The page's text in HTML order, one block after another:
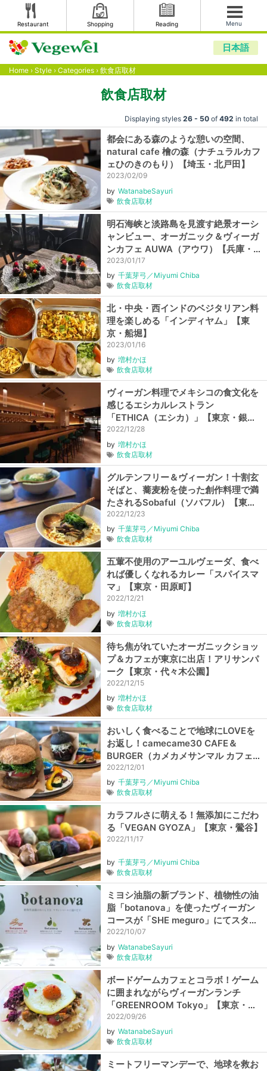
Restaurant Shopping Reading Menu
日本語
Home › Style › Categories › 飲食店取材
飲食店取材
Displaying styles 26 - 50 of 492 in total
都会にある森のような憩いの空間、
natural cafe 檜の森（ナチュラルカフ
ェひのきのもり）【埼玉・北戸田】
2023/02/09
by WatanabeSayuri
飲食店取材
明石海峡と淡路島を見渡す絶景オーシ
ャンビュー、オーガニック＆ヴィーガ
ンカフェ AUWA（アウワ）【兵庫・西
舞子】
2023/01/17
by 千葉芽弓／Miyumi Chiba
飲食店取材
北・中央・西インドのベジタリアン料
理を楽しめる「インディヤム」【東
京・船堀】
2023/01/16
by 増村かほ
飲食店取材
ヴィーガン料理でメキシコの食文化を
感じるエシカルレストラン
「ETHICA（エシカ）」【東京・銀
座】
2022/12/28
by 増村かほ
飲食店取材
グルテンフリー＆ヴィーガン！十割玄
そばと、蕎麦粉を使った創作料理で満
たされるSobaful（ソバフル）【東
京・護国寺】
2022/12/23
by 千葉芽弓／Miyumi Chiba
飲食店取材
五葷不使用のアーユルヴェーダ、食べ
れば優しくなれるカレー「スパイスマ
マ」【東京・田原町】
2022/12/21
by 増村かほ
飲食店取材
待ち焦がれていたオーガニックショッ
プ＆カフェが東京に出店！アリサンパ
ーク【東京・代々木公園】
2022/12/15
by 増村かほ
飲食店取材
おいしく食べることで地球にLOVEを
お返し！camecame30 CAFE＆
BURGER（カメカメサンマル カフェア
ンドバーガー）【埼玉・越谷】
2022/12/01
by 千葉芽弓／Miyumi Chiba
飲食店取材
カラフルさに萌える！無添加にこだわ
る「VEGAN GYOZA」【東京・鶯谷】
2022/11/17
by 千葉芽弓／Miyumi Chiba
飲食店取材
ミヨシ油脂の新ブランド、植物性の油
脂「botanova」を使ったヴィーガン
コースが「SHE meguro」にてスター
ト！【東京・目黒】
2022/10/07
by WatanabeSayuri
飲食店取材
ボードゲームカフェとコラボ！ゲーム
に囲まれながらヴィーガンランチ
「GREENROOM Tokyo」【東京・奥
神楽坂】
2022/09/26
by WatanabeSayuri
飲食店取材
ミートフリーマンデーで、地球を救お